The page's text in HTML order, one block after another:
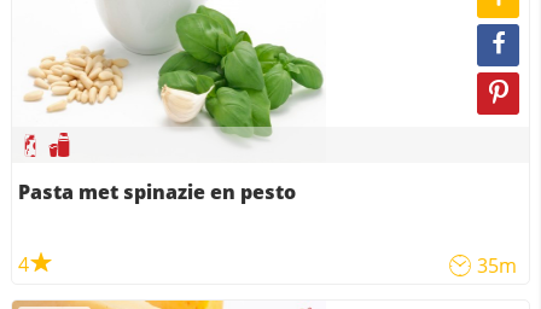
Pasta met spinazie en pesto
4 35m